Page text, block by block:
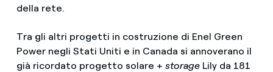
della rete.
Tra gli altri progetti in costruzione di Enel Green
Power negli Stati Uniti e in Canada si annoverano il
già ricordato progetto solare + storageLily da 181